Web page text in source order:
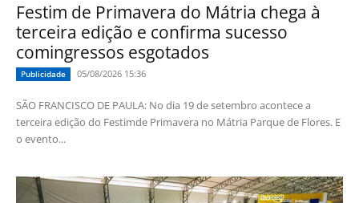
Festim de Primavera do Mátria chega à
terceira edição e confirma sucesso
comingressos esgotados
Publicidade 05/08/2026 15:36
SÃO FRANCISCO DE PAULA: No dia 19 de setembro acontece a
terceira edição do Festimde Primavera no Mátria Parque de Flores. E
o evento...